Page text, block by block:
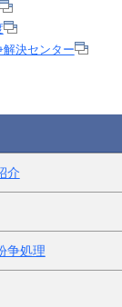
決センター
介
争処理